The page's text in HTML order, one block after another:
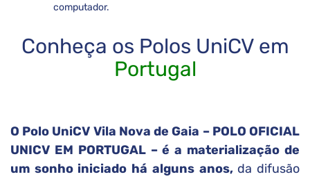
computador.
Conheça os Polos UniCV em
Portugal
O Polo UniCV Vila Nova de Gaia – POLO OFICIAL
UNICV EM PORTUGAL – é a materialização de
um sonho iniciado há alguns anos,da difusão